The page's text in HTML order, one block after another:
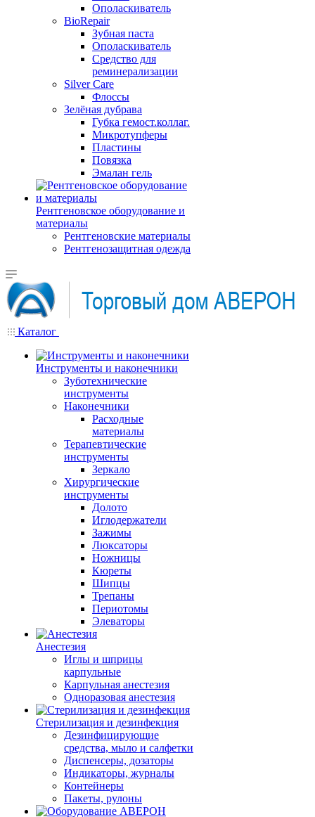
Ополаскиватель
BioRepair
Зубная паста
Ополаскиватель
Средство для
реминерализации
Silver Care
Флоссы
Зелёная дубрава
Губка гемост.коллаг.
Микротупферы
Пластины
Повязка
Эмалан гель
Рентгеновское оборудование и
материалы
Рентгеновские материалы
Рентгенозащитная одежда
Каталог
Инструменты и наконечники
Зуботехнические
инструменты
Наконечники
Расходные
материалы
Терапевтические
инструменты
Зеркало
Хирургические
инструменты
Долото
Иглодержатели
Зажимы
Люксаторы
Ножницы
Кюреты
Шипцы
Трепаны
Периотомы
Элеваторы
Анестезия
Иглы и шприцы
карпульные
Карпульная анестезия
Одноразовая анестезия
Стерилизация и дезинфекция
Дезинфицирующие
средства, мыло и салфетки
Диспенсеры, дозаторы
Индикаторы, журналы
Контейнеры
Пакеты, рулоны